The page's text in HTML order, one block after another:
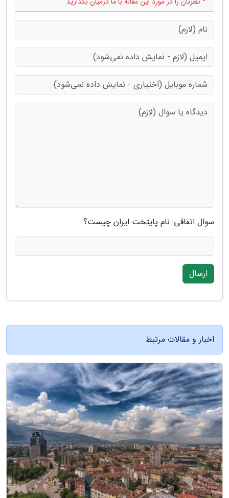
سوال اتفاقی: نام پایتخت ایران چیست؟
ارسال
اخبار و مقالات مرتبط